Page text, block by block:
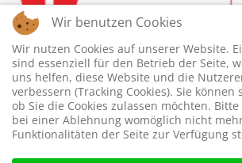
Wir benutzen Cookies
Wir nutzen Cookies auf unserer Website.
sind essenziell für den Betrieb der Seite,
uns helfen, diese Website und die
verbessern (Tracking Cookies). Sie
ob Sie die Cookies zulassen möchten.
bei einer Ablehnung womöglich nicht
Funktionalitäten der Seite zur Verfügung